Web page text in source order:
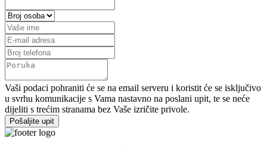
Vaši podaci pohraniti će se na email serveru i koristit će se isključivo
u svrhu komunikacije s Vama nastavno na poslani upit, te se neće
dijeliti s trećim stranama bez Vaše izričite privole.
Pošaljite upit